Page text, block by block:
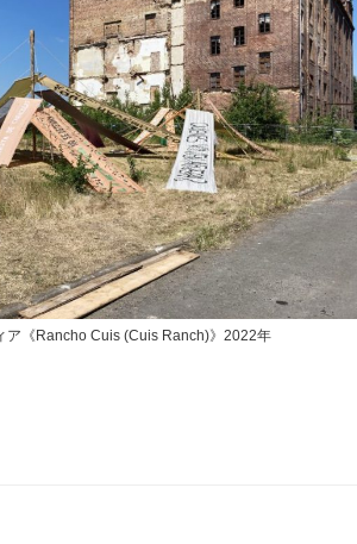
ア《Rancho Cuis (Cuis Ranch)》2022年